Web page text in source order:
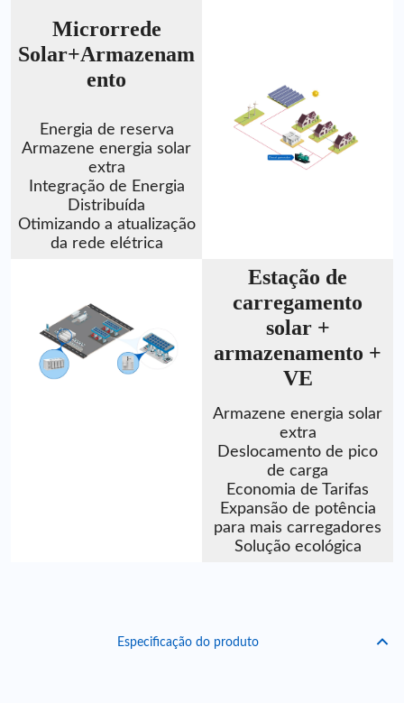
Microrrede
Solar+Armazenam
ento
Energia de reserva
Armazene energia solar
extra
Integração de Energia
Distribuída
Otimizando a atualização
da rede elétrica
Estação de
carregamento
solar +
armazenamento +
VE
Armazene energia solar
extra
Deslocamento de pico
de carga
Economia de Tarifas
Expansão de potência
para mais carregadores
Solução ecológica
Especificação do produto